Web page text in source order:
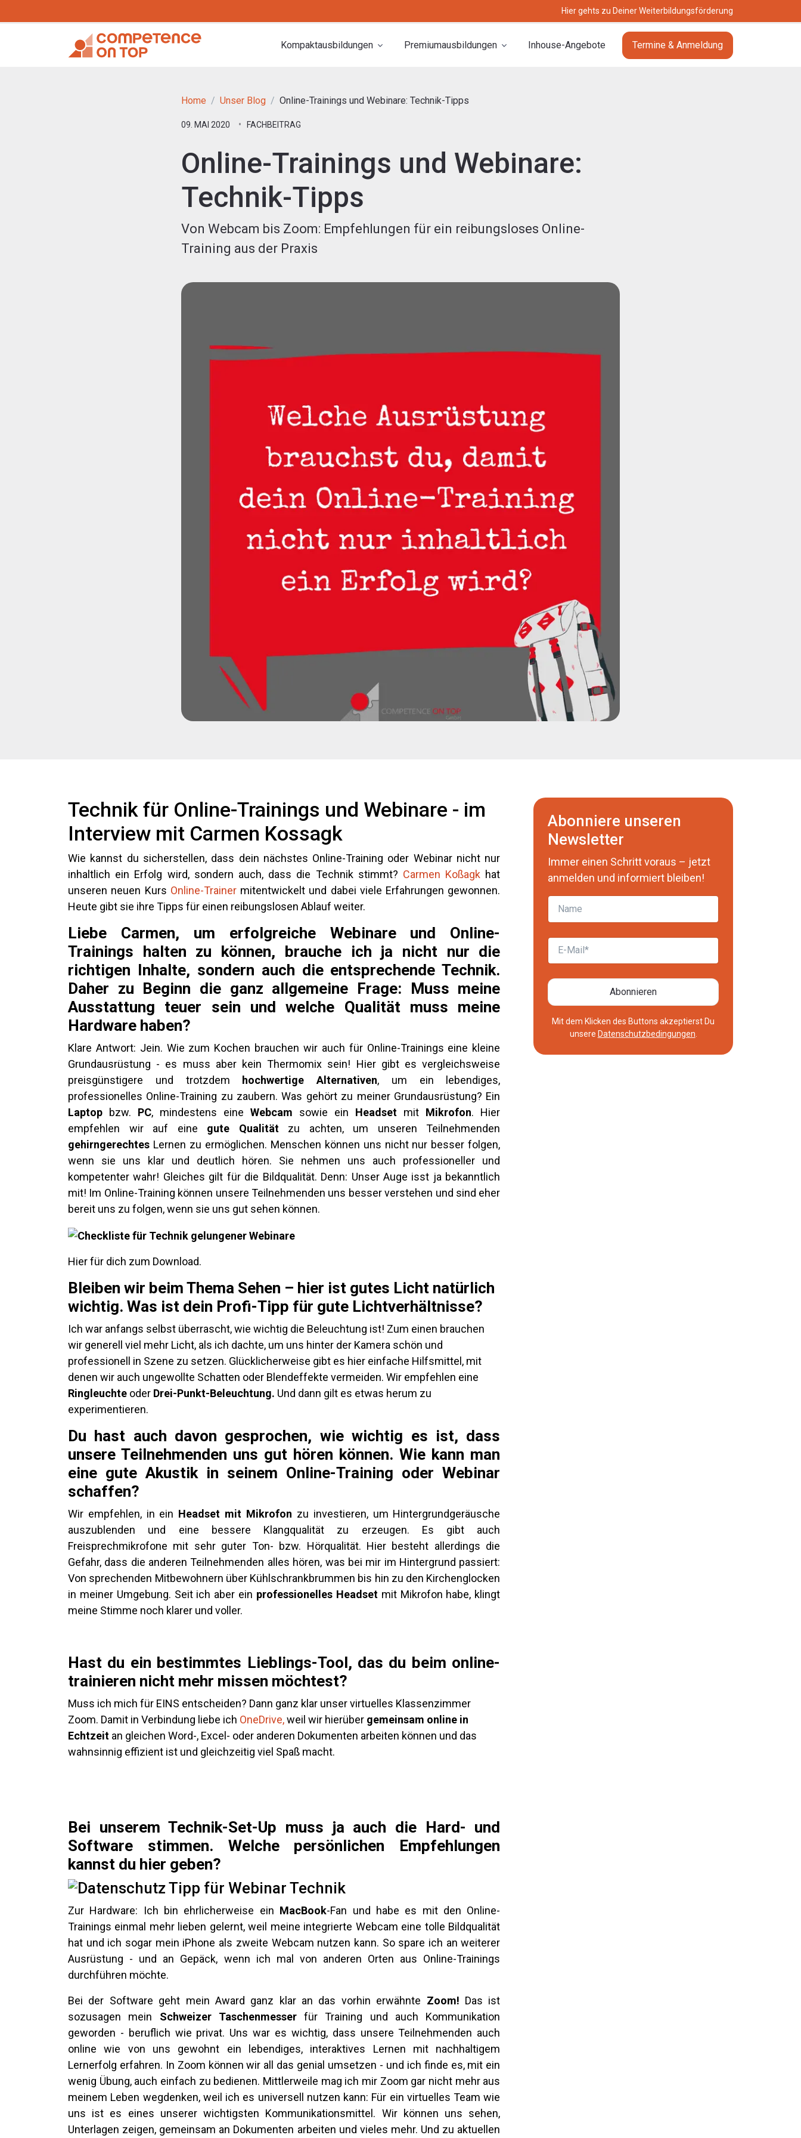
Hier gehts zu Deiner Weiterbildungsförderung
Kompaktausbildungen Premiumausbildungen Inhouse-Angebote Termine & Anmeldung
Home Unser Blog Online-Trainings und Webinare: Technik-Tipps
09. MAI 2020 FACHBEITRAG
Online-Trainings und Webinare:
Technik-Tipps
Von Webcam bis Zoom: Empfehlungen für ein reibungsloses Online-
Training aus der Praxis
Technik für Online-Trainings und Webinare - im
Interview mit Carmen Kossagk
Wie kannst du sicherstellen, dass dein nächstes Online-Training oder Webinar nicht nur
inhaltlich ein Erfolg wird, sondern auch, dass die Technik stimmt? Carmen Koßagk hat
unseren neuen Kurs Online-Trainer mitentwickelt und dabei viele Erfahrungen gewonnen.
Heute gibt sie ihre Tipps für einen reibungslosen Ablauf weiter.
Liebe Carmen, um erfolgreiche Webinare und Online-
Trainings halten zu können, brauche ich ja nicht nur die
richtigen Inhalte, sondern auch die entsprechende Technik.
Daher zu Beginn die ganz allgemeine Frage: Muss meine
Ausstattung teuer sein und welche Qualität muss meine
Hardware haben?
Klare Antwort: Jein. Wie zum Kochen brauchen wir auch für Online-Trainings eine kleine
Grundausrüstung - es muss aber kein Thermomix sein! Hier gibt es vergleichsweise
preisgünstigere und trotzdem
hochwertige Alternativen, um ein lebendiges,
professionelles Online-Training zu zaubern. Was gehört zu meiner Grundausrüstung? Ein
Laptop bzw. PC, mindestens eineWebcam sowie ein Headset mit Mikrofon. Hier
empfehlen wir auf eine gute Qualitätzu achten, um unseren Teilnehmenden
gehirngerechtes Lernen zu ermöglichen. Menschen können uns nicht nur besser folgen,
wenn sie uns klar und deutlich hören. Sie nehmen uns auch professioneller und
kompetenter wahr! Gleiches gilt für die Bildqualität. Denn: Unser Auge isst ja bekanntlich
mit! Im Online-Training können unsere Teilnehmenden uns besser verstehen und sind eher
bereit uns zu folgen, wenn sie uns gut sehen können.
Hier für dich zum Download.
Bleiben wir beim Thema Sehen – hier ist gutes Licht natürlich
wichtig. Was ist dein Profi-Tipp für gute Lichtverhältnisse?
Ich war anfangs selbst überrascht, wie wichtig die Beleuchtung ist! Zum einen brauchen
wir generell viel mehr Licht, als ich dachte, um uns hinter der Kamera schön und
professionell in Szene zu setzen. Glücklicherweise gibt es hier einfache Hilfsmittel, mit
denen wir auch ungewollte Schatten oder Blendeffekte vermeiden. Wir empfehlen eine
Ringleuchte oder Drei-Punkt-Beleuchtung. Und dann gilt es etwas herum zu
experimentieren.
Du hast auch davon gesprochen, wie wichtig es ist, dass
unsere Teilnehmenden uns gut hören können. Wie kann man
eine gute Akustik in seinem Online-Training oder Webinar
schaffen?
Wir empfehlen, in ein Headset mit Mikrofon zu investieren, um Hintergrundgeräusche
auszublenden und eine bessere Klangqualität zu erzeugen. Es gibt auch
Freisprechmikrofone mit sehr guter Ton- bzw. Hörqualität. Hier besteht allerdings die
Gefahr, dass die anderen Teilnehmenden alles hören, was bei mir im Hintergrund passiert:
Von sprechenden Mitbewohnern über Kühlschrankbrummen bis hin zu den Kirchenglocken
in meiner Umgebung. Seit ich aber ein professionelles Headsetmit Mikrofon habe, klingt
meine Stimme noch klarer und voller.
Hast du ein bestimmtes Lieblings-Tool, das du beim online-
trainieren nicht mehr missen möchtest?
Muss ich mich für EINS entscheiden? Dann ganz klar unser virtuelles Klassenzimmer
Zoom. Damit in Verbindung liebe ich OneDrive,weil wir hierüber gemeinsam online in
Echtzeit an gleichen Word-, Excel- oder anderen Dokumenten arbeiten können und das
wahnsinnig effizient ist und gleichzeitig viel Spaß macht.
Bei unserem Technik-Set-Up muss ja auch die Hard- und
Software stimmen. Welche persönlichen Empfehlungen
kannst du hier geben?
Zur Hardware: Ich bin ehrlicherweise ein MacBook-Fan und habe es mit den Online-
Trainings einmal mehr lieben gelernt, weil meine integrierte Webcam eine tolle Bildqualität
hat und ich sogar mein iPhone als zweite Webcam nutzen kann. So spare ich an weiterer
Ausrüstung - und an Gepäck, wenn ich mal von anderen Orten aus Online-Trainings
durchführen möchte.
Bei der Software geht mein Award ganz klar an das vorhin erwähnte Zoom! Das ist
sozusagen mein Schweizer Taschenmesserfür Training und auch Kommunikation
geworden - beruflich wie privat. Uns war es wichtig, dass unsere Teilnehmenden auch
online wie von uns gewohnt ein lebendiges, interaktives Lernen mit nachhaltigem
Lernerfolg erfahren. In Zoom können wir all das genial umsetzen - und ich finde es, mit ein
wenig Übung, auch einfach zu bedienen. Mittlerweile mag ich mir Zoom gar nicht mehr aus
meinem Leben wegdenken, weil ich es universell nutzen kann: Für ein virtuelles Team wie
uns ist es eines unserer wichtigsten Kommunikationsmittel. Wir können uns sehen,
Unterlagen zeigen, gemeinsam an Dokumenten arbeiten und vieles mehr. Und zu aktuellen
Abonniere unseren
Newsletter
Immer einen Schritt voraus – jetzt
anmelden und informiert bleiben!
Name
E-Mail
Abonnieren
Mit dem Klicken des Buttons akzeptierst Du
unsere Datenschutzbedingungen